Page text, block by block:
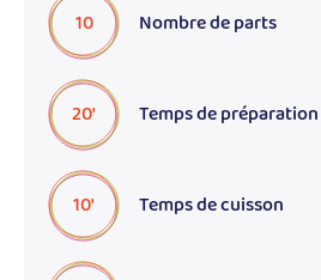
10 Nombre de parts
20' Temps de préparation
10' Temps de cuisson